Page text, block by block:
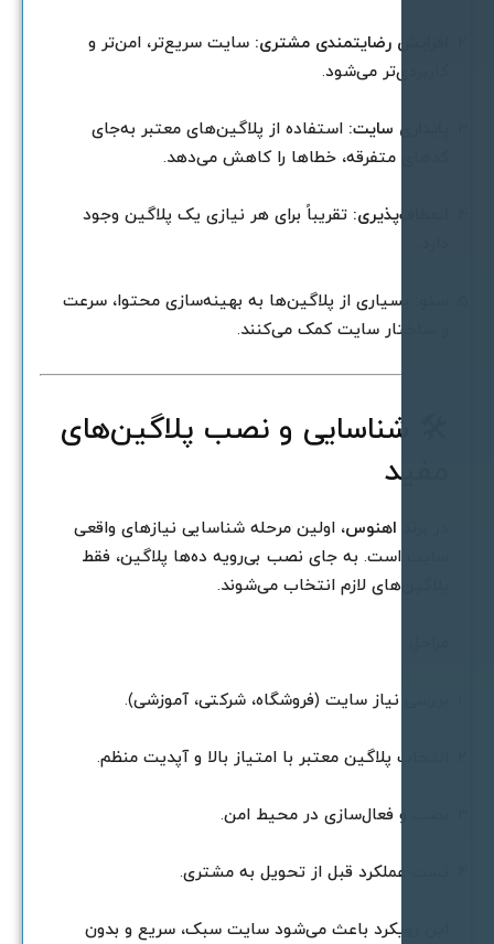
افزایش رضایتمندی مشتری:سایت سریع‌تر، امن‌تر و
کاربردی‌تر می‌شود.
پایداری سایت: استفاده از پلاگین‌های معتبر به‌جای
کدهای متفرقه، خطاها را کاهش می‌دهد.
انعطاف‌پذیری:تقریباً برای هر نیازی یک پلاگین وجود
بسیاری از پلاگین‌ها به بهینه‌سازی محتوا، سرعت
و ساختار سایت کمک می‌کنند.
🛠 شناسایی و نصب پلاگین‌های
اهنوس، اولین مرحله شناسایی نیازهای واقعی
سایت است. به جای نصب بی‌رویه ده‌ها پلاگین، فقط
پلاگین‌های لازم انتخاب می‌شوند.
بررسی نیاز سایت (فروشگاه، شرکتی، آموزشی).
انتخاب پلاگین معتبر با امتیاز بالا و آپدیت منظم.
نصب و فعال‌سازی در محیط امن.
تست عملکرد قبل از تحویل به مشتری.
این رویکرد باعث می‌شود سایت سبک، سریع و بدون